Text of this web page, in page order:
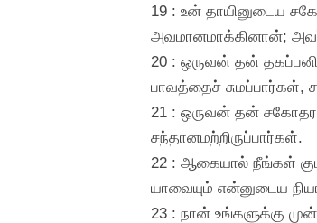
19 : உன் தாயினுடைய
அவமானமாக்கினான்;
20 : ஒருவன் தன்
பாவத்தைச் சுமப்பார்கள்,
21 : ஒருவன் தன்
சந்தானமற்றிருப்பார்கள்.
22 : ஆகையால் நீங்கள்
யாவையும் என்னுடைய
23 : நான் உங்களுக்கு